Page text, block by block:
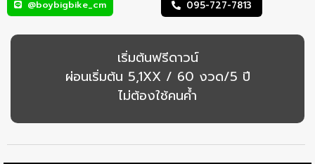
@boybigbike_cm 095-727-7813
เริ่มต้นฟรีดาวน์
ผ่อนเริ่มต้น 5,1XX / 60 งวด/5 ปี
ไม่ต้องใช้คนค้ำ